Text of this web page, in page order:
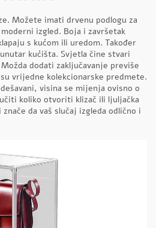
Možete imati drvenu podlogu za
izgled. Boja i završetak
s kućom ili uredom. Također
kućišta. Svjetla čine stvari
dodati zaključavanje previše
vrijedne kolekcionarske predmete.
visina se mijenja ovisno o
koliko otvoriti klizač ili ljuljačka
da vaš slučaj izgleda odlično i